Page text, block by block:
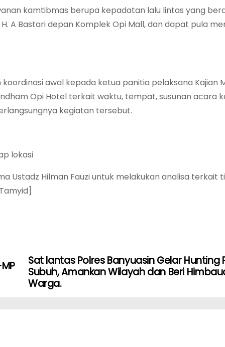
kamtibmas berupa kepadatan lalu lintas yang
A Bastari depan Komplek Opi Mall, dan dapat pula
awal kepada ketua panitia pelaksana Kajian
Opi Hotel terkait waktu, tempat, susunan acara
kegiatan tersebut.
lokasi
Ustadz Hilman Fauzi untuk melakukan analisa terkait
Sat lantas Polres Banyuasin Gelar Hunting
Subuh, Amankan Wilayah dan Beri
Warga.